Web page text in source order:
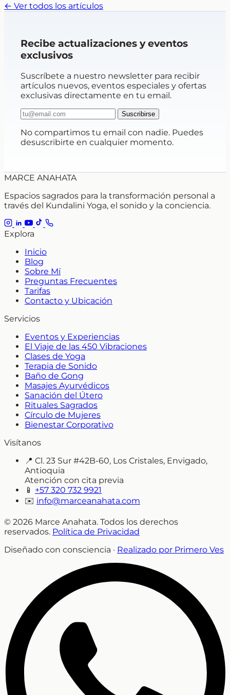
← Ver todos los artículos
Recibe actualizaciones y eventos
exclusivos
Suscríbete a nuestro newsletter para recibir
artículos nuevos, eventos especiales y ofertas
exclusivas directamente en tu email.
Suscribirse
No compartimos tu email con nadie. Puedes
desuscribirte en cualquier momento.
MARCE ANAHATA
Espacios sagrados para la transformación personal a
través del Kundalini Yoga, el sonido y la conciencia.
Explora
Inicio
Blog
Sobre Mí
Preguntas Frecuentes
Tarifas
Contacto y Ubicación
Servicios
Eventos y Experiencias
El Viaje de las 450 Vibraciones
Clases de Yoga
Terapia de Sonido
Baño de Gong
Masajes Ayurvédicos
Sanación del Útero
Rituales Sagrados
Círculo de Mujeres
Bienestar Corporativo
Visítanos
📍 Cl. 23 Sur #42B-60, Los Cristales, Envigado,
Antioquia
Atención con cita previa
📱 +57 320 732 9921
✉️ info@marceanahata.com
© 2026 Marce Anahata. Todos los derechos
reservados. Política de Privacidad
Diseñado con consciencia · Realizado por Primero Ves